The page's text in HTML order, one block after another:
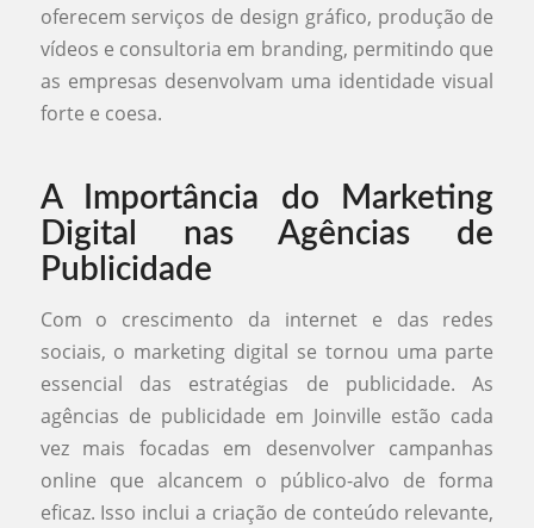
oferecem serviços de design gráfico, produção de
vídeos e consultoria em branding, permitindo que
as empresas desenvolvam uma identidade visual
forte e coesa.
A Importância do Marketing
Digital nas Agências de
Publicidade
Com o crescimento da internet e das redes
sociais, o marketing digital se tornou uma parte
essencial das estratégias de publicidade. As
agências de publicidade em Joinville estão cada
vez mais focadas em desenvolver campanhas
online que alcancem o público-alvo de forma
eficaz. Isso inclui a criação de conteúdo relevante,